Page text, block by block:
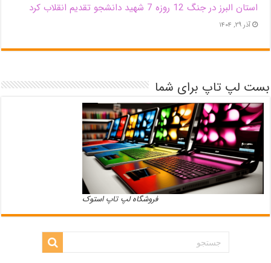
استان البرز در جنگ 12 روزه 7 شهید دانشجو تقدیم انقلاب کرد
آذر ۲۹, ۱۴۰۴
بست لپ تاپ برای شما
فروشگاه لپ تاپ استوک